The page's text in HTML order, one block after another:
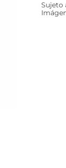
Sujeto